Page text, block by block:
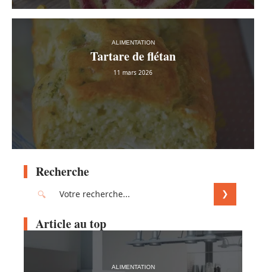
ALIMENTATION
Tartare de flétan
Recherche
Article au top